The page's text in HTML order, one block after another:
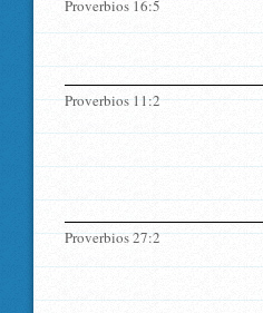
Proverbios 16:5
Proverbios 11:2
Proverbios 27:2